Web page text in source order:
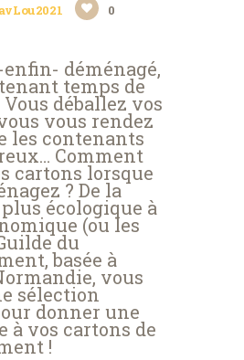
0
enfin- déménagé,
temps de
déballez vos
vous rendez
les contenants
Comment
cartons lorsque
? De la
écologique à
(ou les
du
basée à
vous
sélection
donner une
à vos cartons de
!